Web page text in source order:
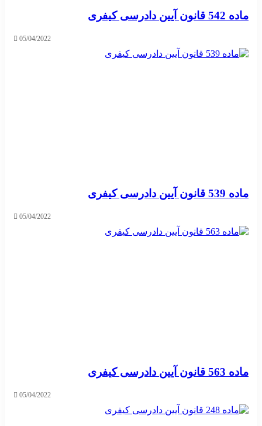
ماده 542 قانون آیین دادرسی کیفری
05/04/2022
ماده 539 قانون آیین دادرسی کیفری
05/04/2022
ماده 563 قانون آیین دادرسی کیفری
05/04/2022